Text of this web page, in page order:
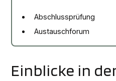
Abschlussprüfung
Austauschforum
Einblicke in